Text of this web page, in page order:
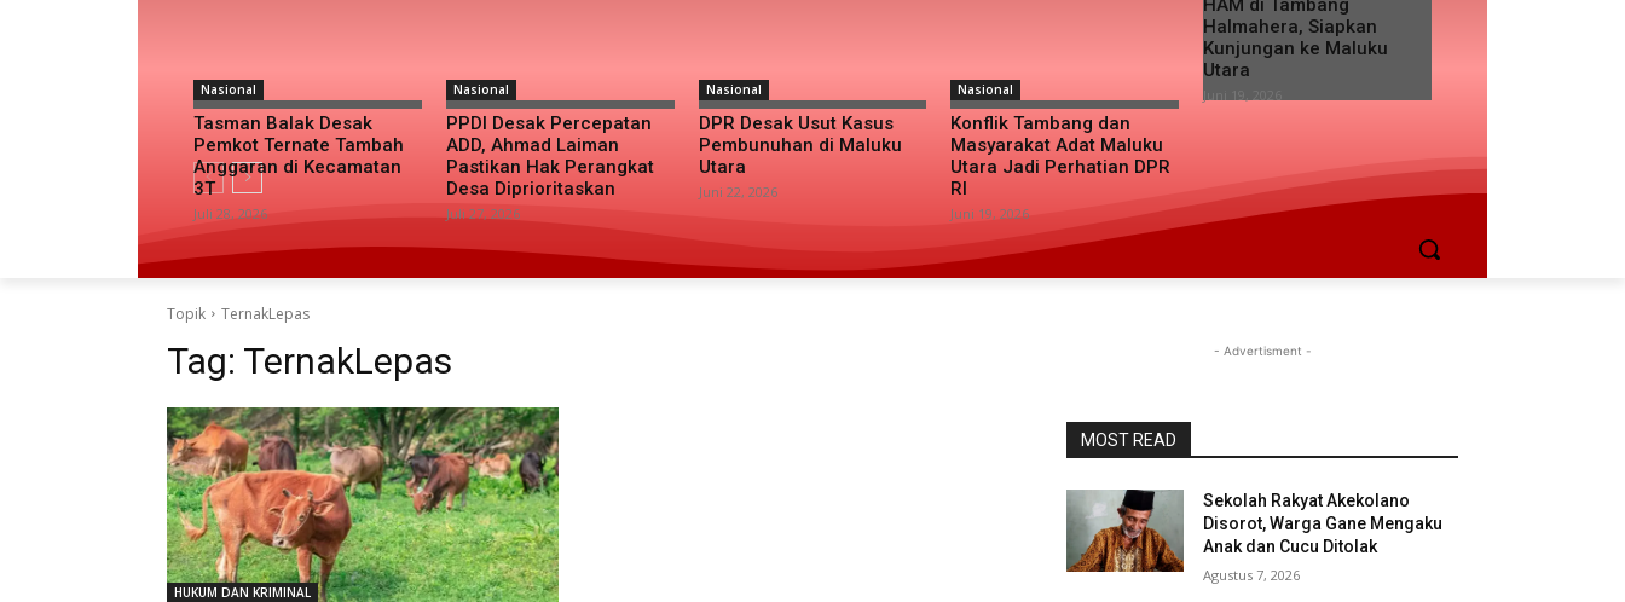
Nasional
Tasman Balak Desak
Pemkot Ternate Tambah
Anggaran di Kecamatan
3T
Juli 28, 2026
Nasional
PPDI Desak Percepatan
ADD, Ahmad Laiman
Pastikan Hak Perangkat
Desa Diprioritaskan
Juli 27, 2026
Nasional
DPR Desak Usut Kasus
Pembunuhan di Maluku
Utara
Juni 22, 2026
Nasional
Konflik Tambang dan
Masyarakat Adat Maluku
Utara Jadi Perhatian DPR
RI
Juni 19, 2026
HAM di Tambang
Halmahera, Siapkan
Kunjungan ke Maluku
Utara
Topik TernakLepas
Tag: TernakLepas
HUKUM DAN KRIMINAL
- Advertisment -
MOST READ
Sekolah Rakyat Akekolano
Disorot, Warga Gane Mengaku
Anak dan Cucu Ditolak
Agustus 7, 2026